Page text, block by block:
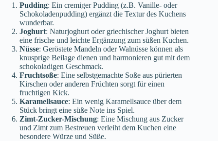
Pudding: Ein cremiger Pudding (z.B. Vanille- oder
Schokoladenpudding) ergänzt die Textur des Kuchens
wunderbar.
Joghurt: Naturjoghurt oder griechischer Joghurt bieten
eine frische und leichte Ergänzung zum süßen Kuchen.
Nüsse: Geröstete Mandeln oder Walnüsse können als
knusprige Beilage dienen und harmonieren gut mit dem
schokoladigen Geschmack.
Fruchtsoße: Eine selbstgemachte Soße aus pürierten
Kirschen oder anderen Früchten sorgt für einen
fruchtigen Kick.
Karamellsauce: Ein wenig Karamellsauce über dem
Stück bringt eine süße Note ins Spiel.
Zimt-Zucker-Mischung: Eine Mischung aus Zucker
und Zimt zum Bestreuen verleiht dem Kuchen eine
besondere Würze und Süße.